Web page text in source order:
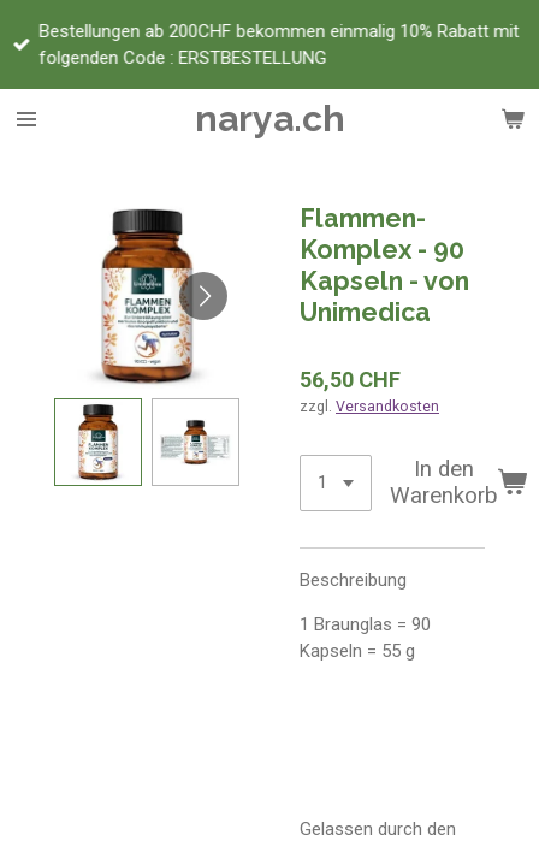
Zum
Hauptinhalt
narya.ch
Bestellungen ab 200CHF bekommen einmalig 10% Rabatt mit
folgenden Code : ERSTBESTELLUNG
Flammen-
Komplex - 90
Kapseln - von
Unimedica
56,50 CHF
zzgl. Versandkosten
In den
Warenkorb
Beschreibung
1 Braunglas = 90
Kapseln = 55 g
Gelassen durch den